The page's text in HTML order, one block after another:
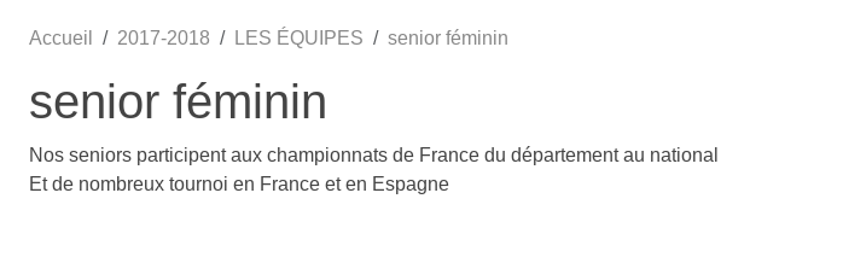
Accueil 2017-2018 LES ÉQUIPES senior féminin
senior féminin
Nos seniors participent aux championnats de France du département au national
Et de nombreux tournoi en France et en Espagne